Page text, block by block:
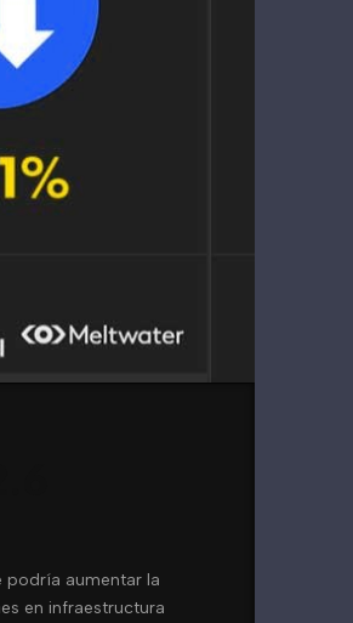
podría aumentar la
en infraestructura